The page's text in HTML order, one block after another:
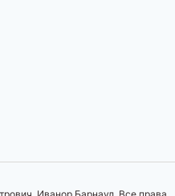
Иванор Барнаул. Все права